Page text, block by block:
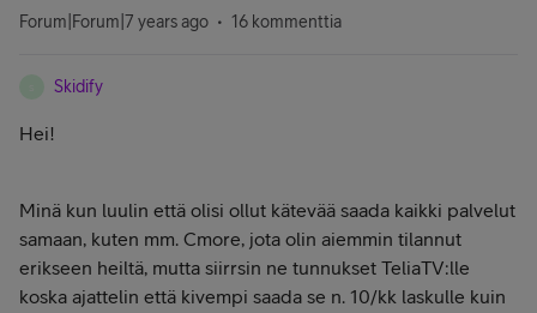
Forum|Forum|7 years ago 16 kommenttia
Skidify
Hei!
Minä kun luulin että olisi ollut kätevää saada kaikki palvelut
samaan, kuten mm. Cmore, jota olin aiemmin tilannut
erikseen heiltä, mutta siirrsin ne tunnukset TeliaTV:lle
koska ajattelin että kivempi saada se n. 10/kk laskulle kuin